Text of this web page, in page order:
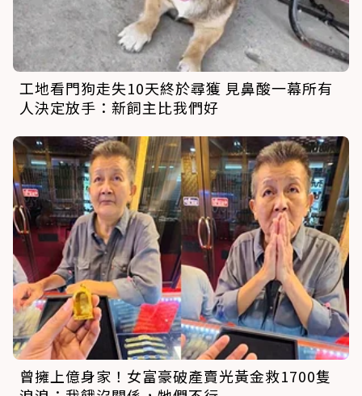
工地看門狗走失10天終於尋獲 見鼻酸一幕所有
人決定放手：新飼主比我們好
曾擁上億身家！女富豪破產賣光黃金救1700隻